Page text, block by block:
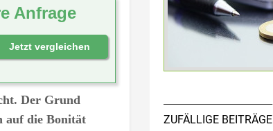
Anfrage
Jetzt vergleichen
Der Grund
auf die Bonität
ZUFÄLLIGE BEITRÄGE